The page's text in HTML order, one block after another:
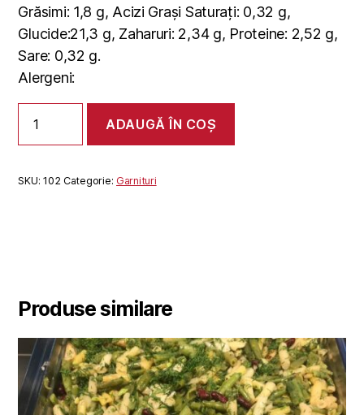
Grăsimi: 1,8 g, Acizi Grași Saturați: 0,32 g,
Glucide:21,3 g, Zaharuri: 2,34 g, Proteine: 2,52 g,
Sare: 0,32 g.
Alergeni:
CARTOFI
WEDGES
CUPTOR
ADAUGĂ ÎN COȘ
SKU:102 Categorie: Garnituri
Produse similare